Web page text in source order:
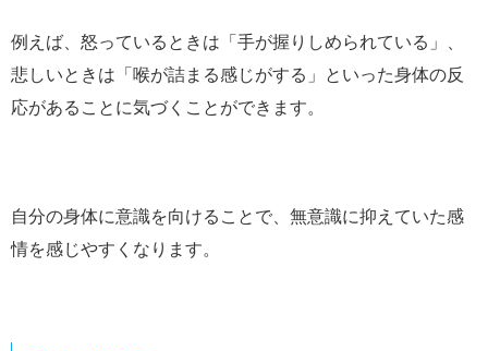
例えば、怒っているときは「手が握りしめられている」、
悲しいときは「喉が詰まる感じがする」といった身体の反
応があることに気づくことができます。
自分の身体に意識を向けることで、無意識に抑えていた感
情を感じやすくなります。